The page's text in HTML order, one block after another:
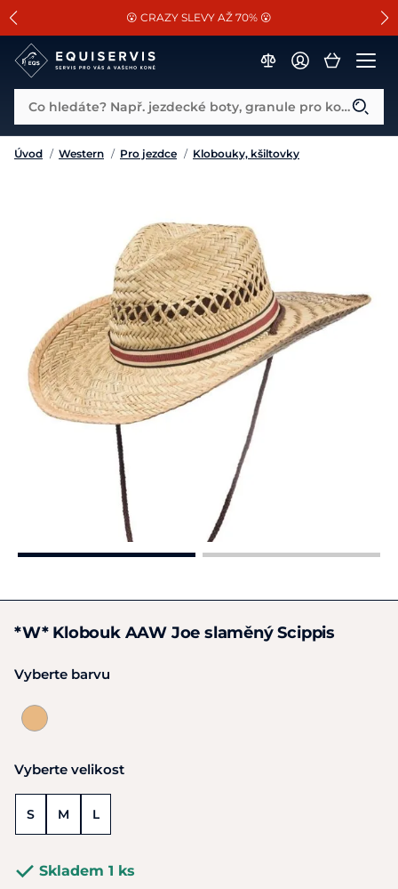
SLEVA 13% na vše od Cassini!
😮 CRAZY SLEVY AŽ 70% 😮
📐Pasování a doplňky k vybraným sedlům ZDARMA 🐴
Co hledáte? Např. jezdecké boty, granule pro koně...
Úvod / Western / Pro jezdce / Klobouky, kšiltovky
*W* Klobouk AAW Joe slaměný Scippis
Vyberte barvu
Vyberte velikost
S M L
Skladem 1 ks